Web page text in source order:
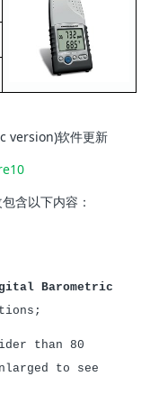
version)软件更新
含以下内容：
Barometric
than 80
to see